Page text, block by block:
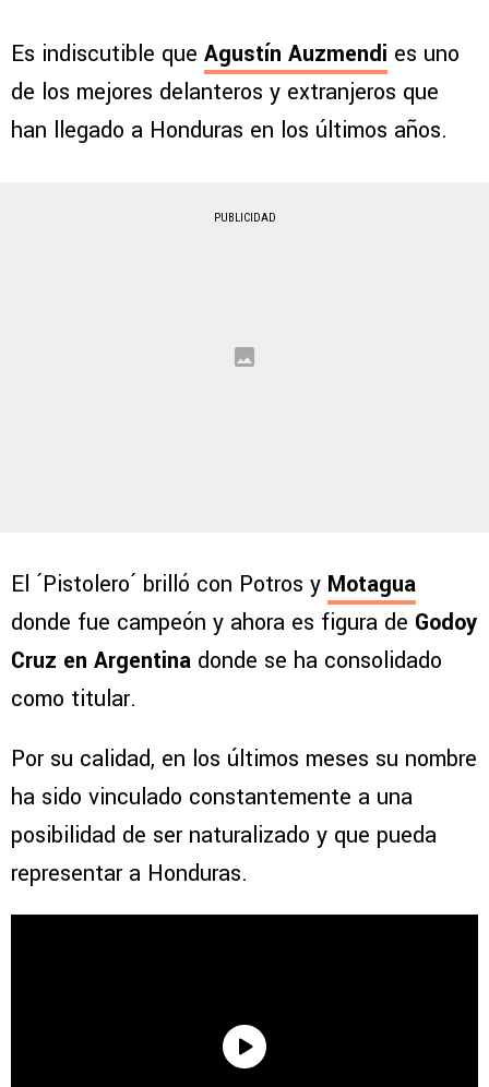
Es indiscutible que Agustín Auzmendi es uno
de los mejores delanteros y extranjeros que
han llegado a Honduras en los últimos años.
PUBLICIDAD
El ´Pistolero´ brilló con Potros y Motagua
donde fue campeón y ahora es figura de Godoy
Cruz en Argentina donde se ha consolidado
como titular.
Por su calidad, en los últimos meses su nombre
ha sido vinculado constantemente a una
posibilidad de ser naturalizado y que pueda
representar a Honduras.